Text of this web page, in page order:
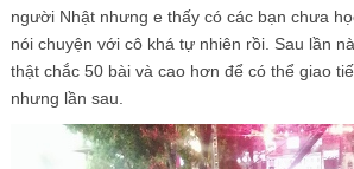
người Nhật nhưng e thấy có các bạn chưa
nói chuyện với cô khá tự nhiên rồi. Sau lần
thật chắc 50 bài và cao hơn để có thể giao
nhưng lần sau.